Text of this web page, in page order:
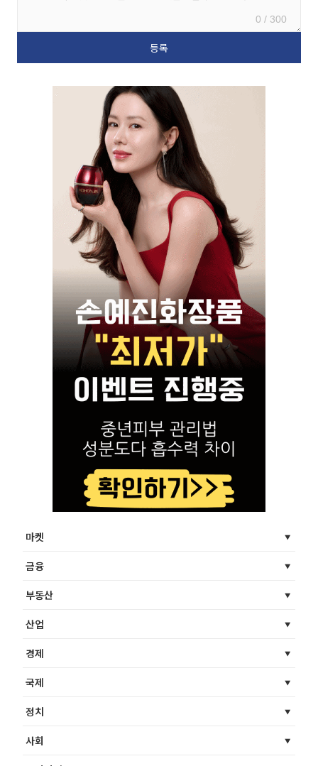
0 / 300
마켓
금융
부동산
산업
경제
국제
정치
사회